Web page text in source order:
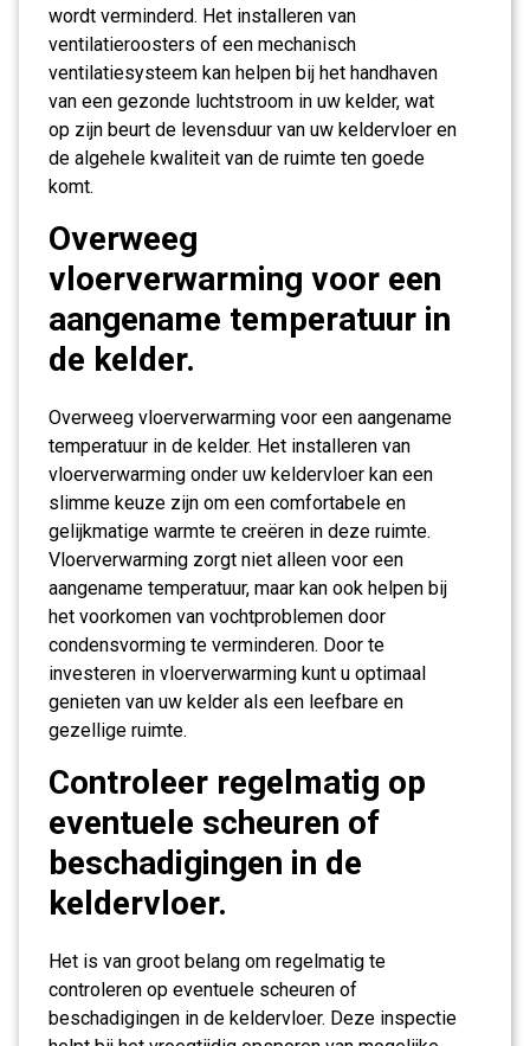
wordt verminderd. Het installeren van
ventilatieroosters of een mechanisch
ventilatiesysteem kan helpen bij het handhaven
van een gezonde luchtstroom in uw kelder, wat
op zijn beurt de levensduur van uw keldervloer en
de algehele kwaliteit van de ruimte ten goede
komt.
Overweeg
vloerverwarming voor een
aangename temperatuur in
de kelder.
Overweeg vloerverwarming voor een aangename
temperatuur in de kelder. Het installeren van
vloerverwarming onder uw keldervloer kan een
slimme keuze zijn om een comfortabele en
gelijkmatige warmte te creëren in deze ruimte.
Vloerverwarming zorgt niet alleen voor een
aangename temperatuur, maar kan ook helpen bij
het voorkomen van vochtproblemen door
condensvorming te verminderen. Door te
investeren in vloerverwarming kunt u optimaal
genieten van uw kelder als een leefbare en
gezellige ruimte.
Controleer regelmatig op
eventuele scheuren of
beschadigingen in de
keldervloer.
Het is van groot belang om regelmatig te
controleren op eventuele scheuren of
beschadigingen in de keldervloer. Deze inspectie